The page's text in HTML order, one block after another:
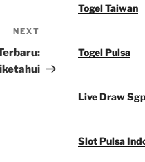
Post
NEXT
Togel Taiwan
Togel Pulsa
Live Draw
Slot Pulsa